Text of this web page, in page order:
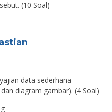
(10 Soal)
data sederhana
diagram gambar). (4 Soal)